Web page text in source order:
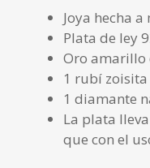
Joya hecha a
Plata de ley
Oro amarillo
1 rubí zoisita
1 diamante
La plata
que con el